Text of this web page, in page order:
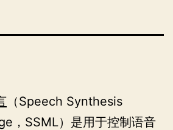
（Speech Synthesis
，SSML）是用于控制语音